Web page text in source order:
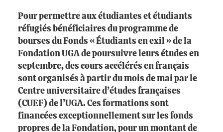
Pour permettre aux étudiantes et étudiants
réfugiés bénéficiaires du programme de
bourses du Fonds « Étudiants en exil » de la
Fondation UGA de poursuivre leurs études en
septembre, des cours accélérés en français
sont organisés à partir du mois de mai par le
Centre universitaire d’études françaises
(CUEF) de l’UGA. Ces formations sont
financées exceptionnellement sur les fonds
propres de la Fondation, pour un montant de